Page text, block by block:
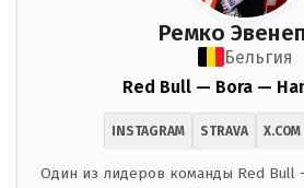
Ремко
Бельгия
Red Bull — Bora —
INSTAGRAM STRAVA X.COM
Один из лидеров команды Red Bull